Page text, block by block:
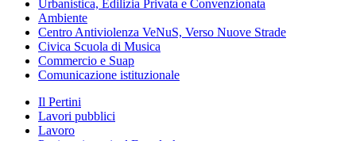
Urbanistica, Edilizia Privata e Convenzionata
Ambiente
Centro Antiviolenza VeNuS, Verso Nuove Strade
Civica Scuola di Musica
Commercio e Suap
Comunicazione istituzionale
Il Pertini
Lavori pubblici
Lavoro